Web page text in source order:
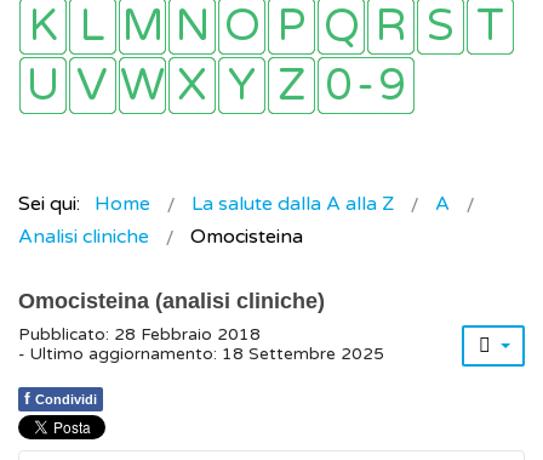
Sei qui: Home La salute dalla A alla Z
A
Analisi cliniche
Omocisteina
Omocisteina (analisi cliniche)
Pubblicato: 28 Febbraio 2018
- Ultimo aggiornamento: 18 Settembre 2025
f Condividi